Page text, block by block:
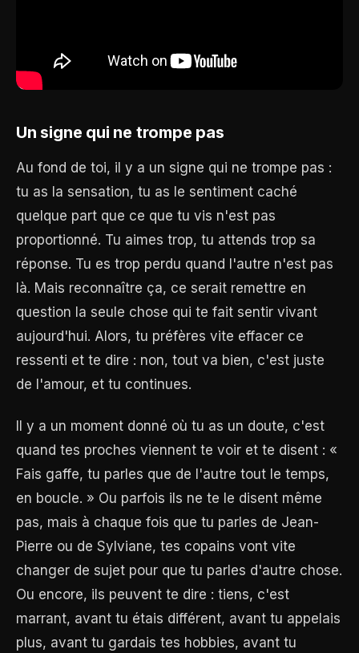
Un signe qui ne trompe pas
Au fond de toi, il y a un signe qui ne trompe pas :
tu as la sensation, tu as le sentiment caché
quelque part que ce que tu vis n'est pas
proportionné. Tu aimes trop, tu attends trop sa
réponse. Tu es trop perdu quand l'autre n'est pas
là. Mais reconnaître ça, ce serait remettre en
question la seule chose qui te fait sentir vivant
aujourd'hui. Alors, tu préfères vite effacer ce
ressenti et te dire : non, tout va bien, c'est juste
de l'amour, et tu continues.
Il y a un moment donné où tu as un doute, c'est
quand tes proches viennent te voir et te disent : «
Fais gaffe, tu parles que de l'autre tout le temps,
en boucle. » Ou parfois ils ne te le disent même
pas, mais à chaque fois que tu parles de Jean-
Pierre ou de Sylviane, tes copains vont vite
changer de sujet pour que tu parles d'autre chose.
Ou encore, ils peuvent te dire : tiens, c'est
marrant, avant tu étais différent, avant tu appelais
plus, avant tu gardais tes hobbies, avant tu